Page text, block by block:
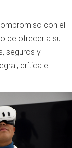
con el
de ofrecer a su
seguros y
crítica e